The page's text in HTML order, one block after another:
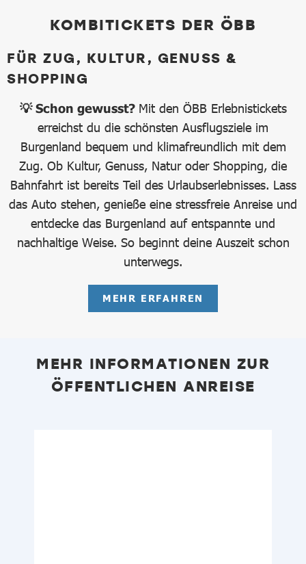
KOMBITICKETS DER ÖBB
FÜR ZUG, KULTUR, GENUSS &
SHOPPING
💡 Schon gewusst? Mit den ÖBB Erlebnistickets
erreichst du die schönsten Ausflugsziele im
Burgenland bequem und klimafreundlich mit dem
Zug. Ob Kultur, Genuss, Natur oder Shopping, die
Bahnfahrt ist bereits Teil des Urlaubserlebnisses. Lass
das Auto stehen, genieße eine stressfreie Anreise und
entdecke das Burgenland auf entspannte und
nachhaltige Weise. So beginnt deine Auszeit schon
unterwegs.
MEHR ERFAHREN
MEHR INFORMATIONEN ZUR
ÖFFENTLICHEN ANREISE